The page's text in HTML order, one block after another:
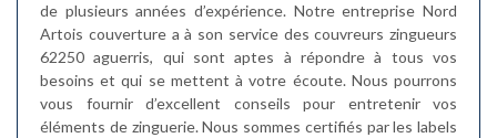
de plusieurs années d’expérience. Notre entreprise Nord
Artois couverture a à son service des couvreurs zingueurs
62250 aguerris, qui sont aptes à répondre à tous vos
besoins et qui se mettent à votre écoute. Nous pourrons
vous fournir d’excellent conseils pour entretenir vos
éléments de zinguerie. Nous sommes certifiés par les labels